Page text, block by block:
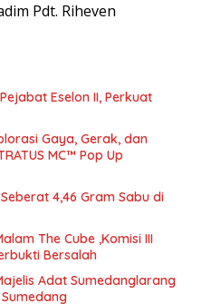
Pdt. Riheven
Gaya, Gerak, dan
MC™ Pop Up
4,46 Gram Sabu di
The Cube ,Komisi III
Bersalah
Adat Sumedanglarang